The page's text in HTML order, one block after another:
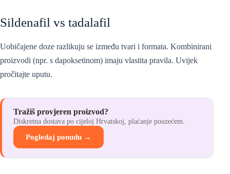
Sildenafil vs tadalafil
Uobičajene doze razlikuju se između tvari i formata. Kombinirani
proizvodi (npr. s dapoksetinom) imaju vlastita pravila. Uvijek
pročitajte uputu.
Tražiš provjeren proizvod?
Diskretna dostava po cijeloj Hrvatskoj, plaćanje pouzećem.
Pogledaj ponudu →